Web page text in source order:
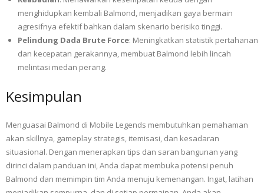
menghidupkan kembali Balmond, menjadikan gaya bermain
agresifnya efektif bahkan dalam skenario berisiko tinggi.
Pelindung Dada Brute Force: Meningkatkan statistik pertahanan
dan kecepatan gerakannya, membuat Balmond lebih lincah
melintasi medan perang.
Kesimpulan
Menguasai Balmond di Mobile Legends membutuhkan pemahaman
akan skillnya, gameplay strategis, itemisasi, dan kesadaran
situasional. Dengan menerapkan tips dan saran bangunan yang
dirinci dalam panduan ini, Anda dapat membuka potensi penuh
Balmond dan memimpin tim Anda menuju kemenangan. Ingat, latihan